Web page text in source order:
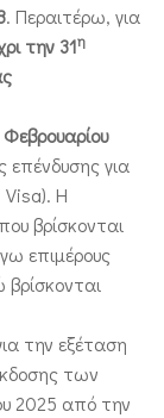
. Περαιτέρω, για
την 31η
για
Visa). Η
βρίσκονται
επιμέρους
την εξέταση
των
2025 από την